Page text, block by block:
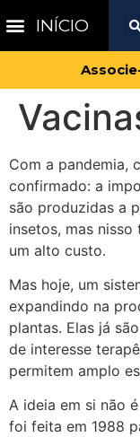
INÍCIO
Com a pandemia,
confirmado: a
são produzidas a
insetos, mas
um alto custo.
Mas hoje, um
expandindo na
plantas. Elas já
de interesse
permitem amplo
A ideia em si não
foi feita em 1988